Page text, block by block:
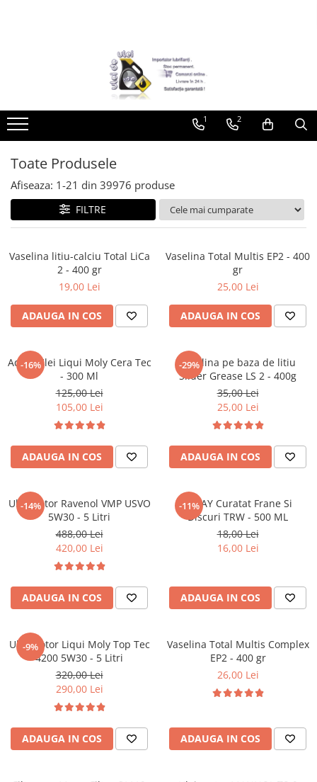
► Detailing si cosmetica
Curatare tapiterie auto
Curatare si intretinere piele
Plastice interioare
Curatare geamuri auto
Sealant
Sampon auto
Polish auto
Jante si anvelope
Accesorii spalare si uscare
Curatare generala
Restaurare faruri
Spalare si detailing rapid
Decontaminare vopsea
Dressing exterior
Intretinere moto
Intretinere barci
Recipiente si pulverizatoare
Genti si accesorii
■ Accesorii filtre
■ Filtre aer
■ Filtre combustibil
■ Filtre habitaclu
■ Filtre hidraulice
■ Filtre uscator
■ Filtre epurator
1 2
Toate Produsele
Afiseaza: 1-21 din 39976 produse
FILTRE
Vaselina litiu-calciu Total LiCa
2 - 400 gr
19,00 Lei
ADAUGA IN COS
Vaselina Total Multis EP2 - 400
gr
25,00 Lei
ADAUGA IN COS
-16%
Aditiv Ulei Liqui Moly Cera Tec
- 300 Ml
125,00 Lei
105,00 Lei
ADAUGA IN COS
-29%
Vaselina pe baza de litiu
Slider Grease LS 2 - 400g
35,00 Lei
25,00 Lei
ADAUGA IN COS
-14%
Ulei motor Ravenol VMP USVO
5W30 - 5 Litri
488,00 Lei
420,00 Lei
ADAUGA IN COS
-11%
SPRAY Curatat Frane Si
Discuri TRW - 500 ML
18,00 Lei
16,00 Lei
ADAUGA IN COS
-9%
Ulei motor Liqui Moly Top Tec
4200 5W30 - 5 Litri
320,00 Lei
290,00 Lei
ADAUGA IN COS
Vaselina Total Multis Complex
EP2 - 400 gr
26,00 Lei
ADAUGA IN COS